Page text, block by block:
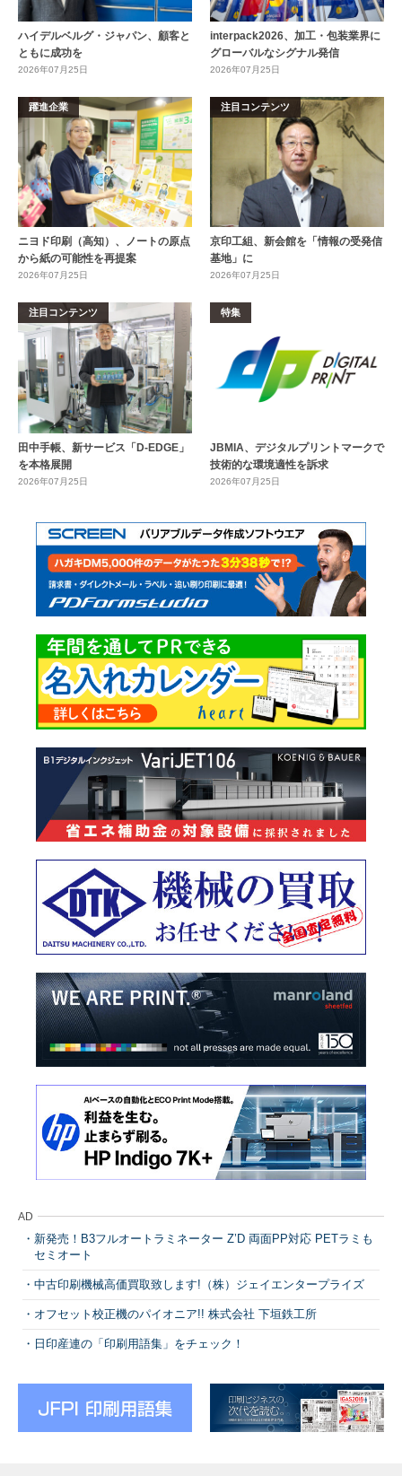
ハイデルベルグ・ジャパン、顧客と
ともに成功を
2026年07月25日
interpack2026、加工・包装業界に
グローバルなシグナル発信
2026年07月25日
躍進企業
ニヨド印刷（高知）、ノートの原点
から紙の可能性を再提案
2026年07月25日
注目コンテンツ
京印工組、新会館を「情報の受発信
基地」に
2026年07月25日
注目コンテンツ
田中手帳、新サービス「D-EDGE」
を本格展開
2026年07月25日
特集
JBMIA、デジタルプリントマークで
技術的な環境適性を訴求
2026年07月25日
AD
新発売！B3フルオートラミネーター Z’D 両面PP対応 PETラミも
セミオート
中古印刷機械高価買取致します!（株）ジェイエンタープライズ
オフセット校正機のパイオニア!! 株式会社 下垣鉄工所
日印産連の「印刷用語集」をチェック！